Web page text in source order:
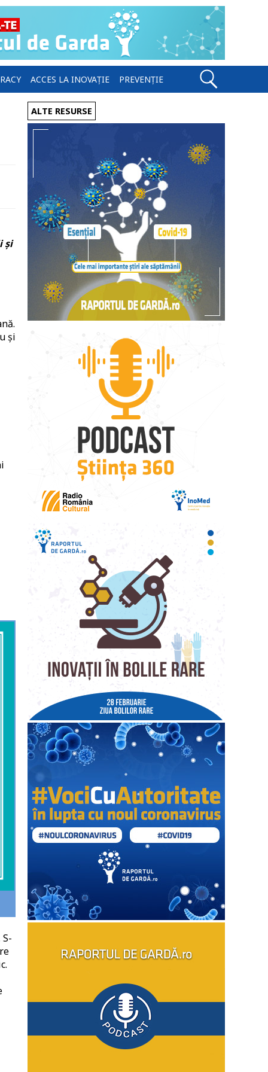
ACCES LA INOVAȚIE PREVENȚIE
și
și
ALTE RESURSE